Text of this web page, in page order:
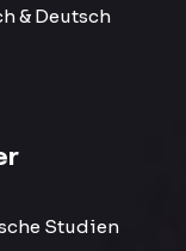
& Deutsch
Studien